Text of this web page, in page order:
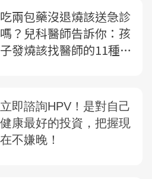
吃兩包藥沒退燒該送急診
嗎？兒科醫師告訴你：孩
子發燒該找醫師的11種狀